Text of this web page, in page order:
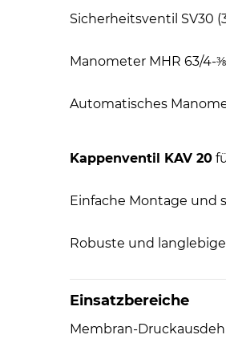
Sicherheitsventil SV30
Manometer MHR 63/4-
Automatisches
Kappenventil KAV 20
Einfache Montage und
Robuste und
Einsatzbereiche
Membran-